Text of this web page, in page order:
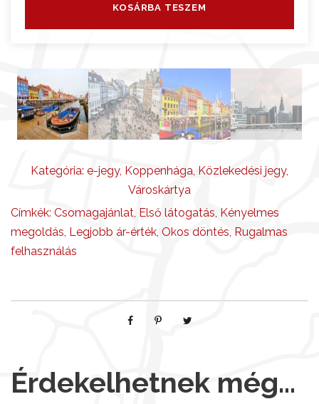
s
e
l
m
i
s
é
KOSÁRBA TESZEM
Kategória: e-jegy, Koppenhága Közlekedési jegy,
Városkártya
Címkék: Csomagajánlat Első látogatás Kényelmes
megoldás Legjobb ár-érték Okos döntés Rugalmas
felhasználás
Érdekelhetnek még…